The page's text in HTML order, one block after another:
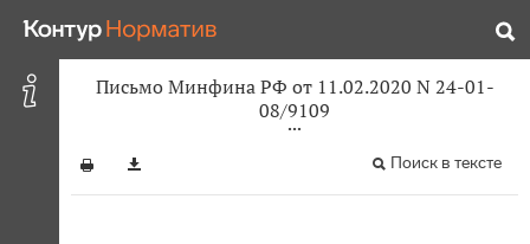
Письмо Минфина РФ от 11.02.2020 N 24-01-
08/9109
Поиск в тексте